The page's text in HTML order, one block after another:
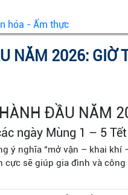
hóa - Ẩm thực
NĂM 2026: GIỜ
ĐẦU NĂM
ngày Mùng 1 – 5
ý nghĩa “mở vận – khai
cực sẽ giúp gia đình và